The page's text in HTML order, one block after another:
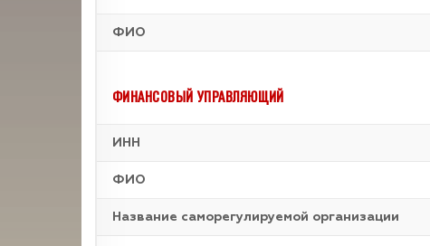
ФИО
ФИНАНСОВЫЙ УПРАВЛЯЮЩИЙ
ИНН
ФИО
Название саморегулируемой организации